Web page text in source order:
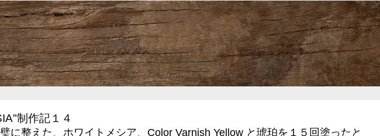
HOME ご案内 制作記 動画 ブログ
制作記１４
に整えた、ホワイトメシア、Color Varnish Yellow と琥珀を１５回塗ったと